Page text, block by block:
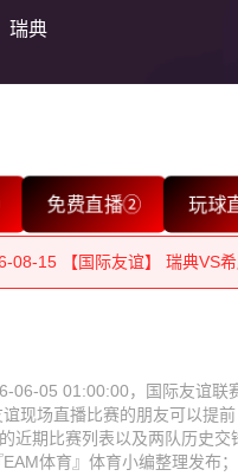
瑞典
免费直播② 玩球
08-15 【国际友谊】 瑞典VS
08-15 【国际友谊】 瑞典VS
08-15 【国际友谊】 瑞典VS
08-15 【国际友谊】 瑞典VS
08-15 【国际友谊】 瑞典VS
08-15 【国际友谊】 瑞典VS
05 01:00:00，国际友谊联
现场直播比赛的朋友可以提
近期比赛列表以及两队历史交
体育』体育小编整理发布